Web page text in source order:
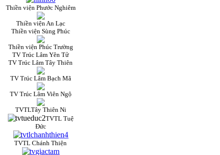
Thiền viện Phước Nghiêm
Thiền viện An Lạc
Thiền viện Sùng Phúc
Thiền viện Phúc Trường
TV Trúc Lâm Yên Tử
TV Trúc Lâm Tây Thiên
TV Trúc Lâm Bạch Mã
TV Trúc Lâm Viên Ngộ
TVTLTây Thiên Ni
TVTL Tuệ
Đức
TVTL Chánh Thiện